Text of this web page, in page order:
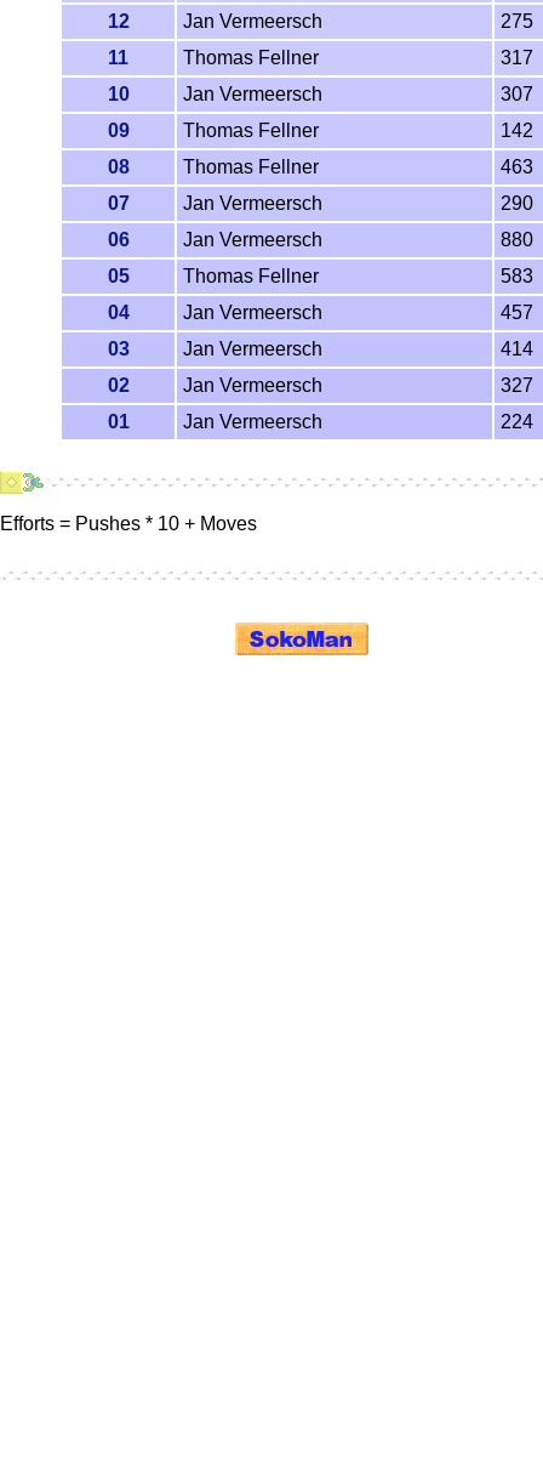
12 Jan Vermeersch
275
11
Thomas Fellner
317
10
Jan Vermeersch
307
09
Thomas Fellner
142
08
Thomas Fellner
463
07
Jan Vermeersch
290
06
Jan Vermeersch
880
05
Thomas Fellner
583
04
Jan Vermeersch
457
03
Jan Vermeersch
414
02
Jan Vermeersch
327
01
Jan Vermeersch 224
Efforts = Pushes * 10 + Moves